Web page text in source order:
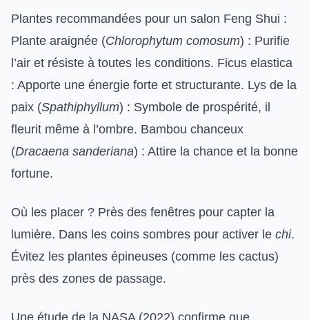
Plantes recommandées pour un salon Feng Shui :
Plante araignée (Chlorophytum comosum) : Purifie
l’air et résiste à toutes les conditions. Ficus elastica
: Apporte une énergie forte et structurante. Lys de la
paix (Spathiphyllum) : Symbole de prospérité, il
fleurit même à l’ombre. Bambou chanceux
(Dracaena sanderiana) : Attire la chance et la bonne
fortune.
Où les placer ? Près des fenêtres pour capter la
lumière. Dans les coins sombres pour activer le chi.
Évitez les plantes épineuses (comme les cactus)
près des zones de passage.
Une étude de la NASA (2022) confirme que